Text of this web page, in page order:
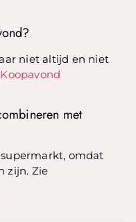
niet altijd en niet
Koopavond
met
omdat
zijn. Zie